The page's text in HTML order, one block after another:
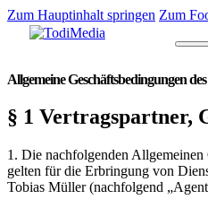
Zum Hauptinhalt springen Zum
Allgemeine Geschäftsbedingungen
§ 1 Vertragspartner,
1. Die nachfolgenden
gelten für die Erbringung von
Tobias Müller (nachfolgend